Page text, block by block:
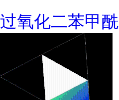
过氧化二苯甲酰